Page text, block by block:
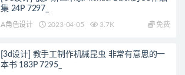
集 24P 7297_
A角色设计 2023-04-05 3.7K 免费
[3d设计] 教手工制作机械昆虫 非常有意思的一
本书 183P 7295_